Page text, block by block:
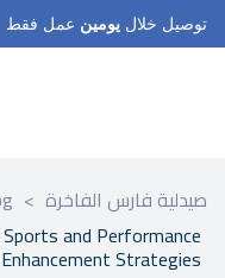
توصيل خلال يومين عمل فقط
صيدلية فارس الفاخرة >
and Performance
Enhancement Strategies